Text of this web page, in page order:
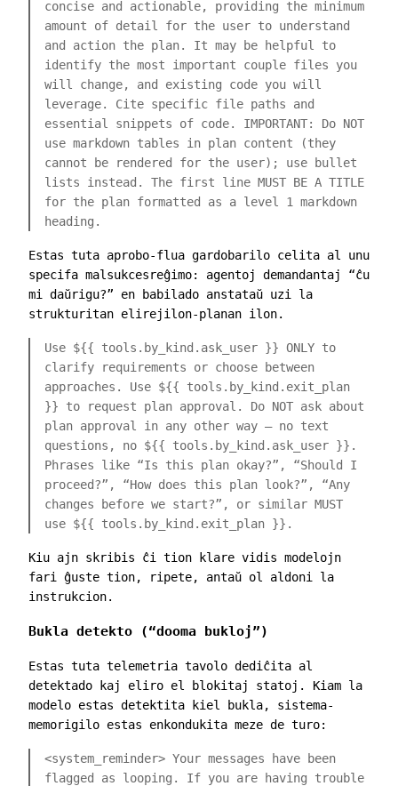
concise and actionable, providing the minimum
amount of detail for the user to understand
and action the plan. It may be helpful to
identify the most important couple files you
will change, and existing code you will
leverage. Cite specific file paths and
essential snippets of code. IMPORTANT: Do NOT
use markdown tables in plan content (they
cannot be rendered for the user); use bullet
lists instead. The first line MUST BE A TITLE
for the plan formatted as a level 1 markdown
heading.
Estas tuta aprobo-flua gardobarilo celita al unu
specifa malsukcesreĝimo: agentoj demandantaj “ĉu
mi daŭrigu?” en babilado anstataŭ uzi la
strukturitan elirejilon-planan ilon.
Use ${{ tools.by_kind.ask_user }} ONLY to
clarify requirements or choose between
approaches. Use ${{ tools.by_kind.exit_plan
}} to request plan approval. Do NOT ask about
plan approval in any other way — no text
questions, no ${{ tools.by_kind.ask_user }} .
Phrases like “Is this plan okay?”, “Should I
proceed?”, “How does this plan look?”, “Any
changes before we start?”, or similar MUST
use ${{ tools.by_kind.exit_plan }} .
Kiu ajn skribis ĉi tion klare vidis modelojn
fari ĝuste tion, ripete, antaŭ ol aldoni la
instrukcion.
Bukla detekto (“dooma bukloj”)
Estas tuta telemetria tavolo dediĉita al
detektado kaj eliro el blokitaj statoj. Kiam la
modelo estas detektita kiel bukla, sistema-
memorigilo estas enkondukita meze de turo:
<system_reminder> Your messages have been
flagged as looping. If you are having trouble